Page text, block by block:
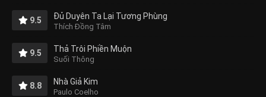
9.5 Đủ Duyên Ta Lại Tương Phùng
Thích Đồng Tâm
9.5 Thả Trôi Phiền Muộn
Suối Thông
8.8 Nhà Giả Kim
Paulo Coelho